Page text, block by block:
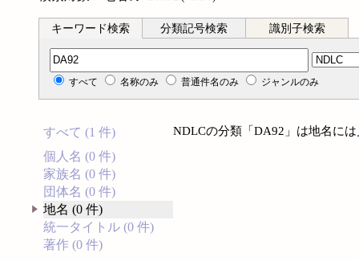
キーワード検索 分類記号検索 識別子検索
分類記号検索
すべて 名称のみ 普通件名のみ ジャンルのみ
すべて (1 件)
個人名 (0 件)
家族名 (0 件)
団体名 (0 件)
地名 (0 件)
統一タイトル (0 件)
著作 (0 件)
NDLCの分類「DA92」は地名に